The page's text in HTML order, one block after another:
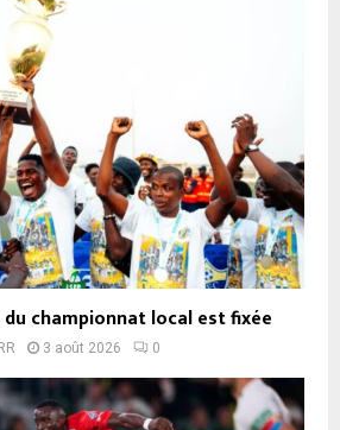
championnat local est fixée
3 août 2026 0